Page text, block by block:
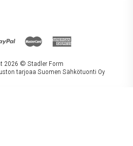
2026 © Stadler Form
tarjoaa Suomen Sähkötuonti Oy